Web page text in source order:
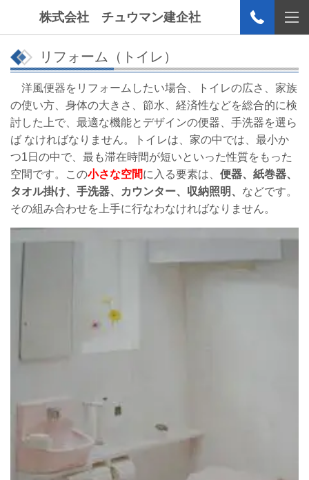
株式会社 チュウマン建企社
リフォーム（トイレ）
洋風便器をリフォームしたい場合、トイレの広さ、家族
の使い方、身体の大きさ、節水、 経済性などを総合的に検
討した上で、最適な機能とデザインの便器、手洗器を選ら
ば なければなりません。
トイレは、家の中では、最小か
つ1日の中で、最も滞在時間が短いといった性質をもった
空間です。
この小さな空間に入る要素は、 便器、紙巻器、
タオル掛け、手洗器、カウンター、収納照明、 などです。
その組み合わせを上手に行なわなければなりません。